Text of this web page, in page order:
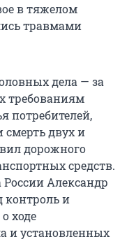
в тяжелом
травмами
дела — за
требованиям
потребителей,
двух и
дорожного
средств.
России Александр
контроль и
ходе
и установленных